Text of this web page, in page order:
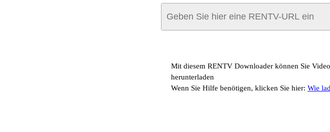
Mit diesem RENTV Downloader können Sie
herunterladen
Wenn Sie Hilfe benötigen, klicken Sie hier: Wie